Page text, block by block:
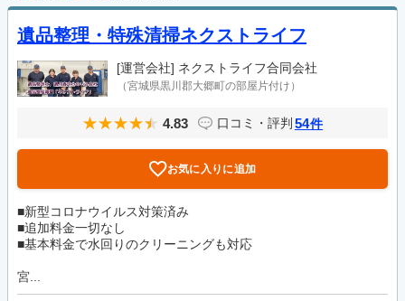
遺品整理・特殊清掃ネクストライフ
[運営会社] ネクストライフ合同会社
（宮城県黒川郡大郷町の部屋片付け）
4.83 口コミ・評判 54件
お気に入りに追加
■新型コロナウイルス対策済み
■追加料金一切なし
■基本料金で水回りのクリーニングも対応
宮...